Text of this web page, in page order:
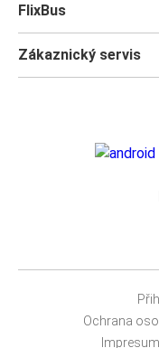
FlixBus
Zákaznický servis
Ochrana
Impresum